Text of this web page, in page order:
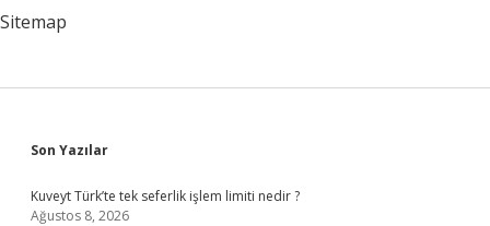
Sitemap
Sidebar
Son Yazılar
Kuveyt Türk’te tek seferlik işlem limiti nedir ?
Ağustos 8, 2026